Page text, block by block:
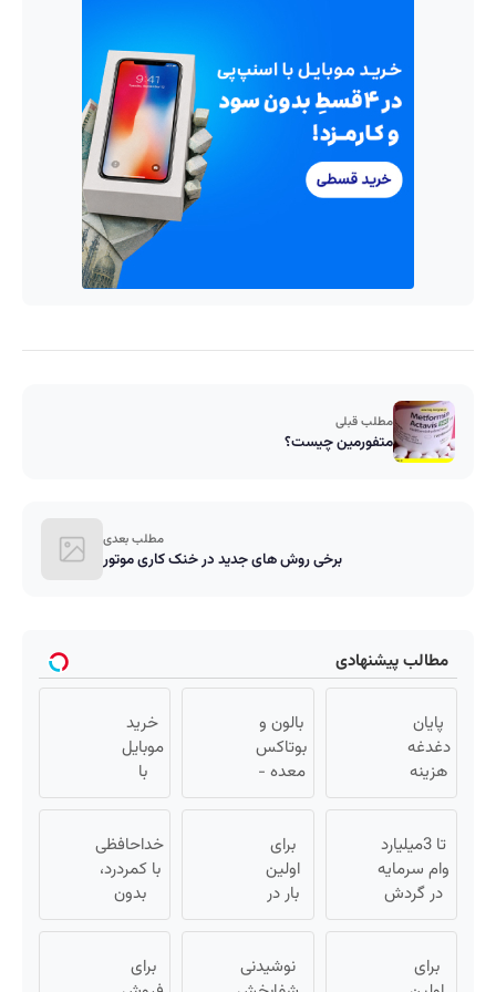
مطلب قبلی
متفورمین چیست؟
مطلب بعدی
برخی روش های جدید در خنک کاری موتور
مطالب پیشنهادی
پایان
دغدغه
هزینه
های
پزشکی
با پک
سفید
کننده
بالون و
بوتاکس
معده -
لاغری
بدون
جراحی
خرید
موبایل
با
اسنپ
در ۴
قسط
بدون
سود و
تا 3میلیارد
وام سرمایه
در گردش
فروشندگان
فروشگاهت
برای
اولین
بار در
ایران
این
خداحافظی
با کمردرد،
بدون
قرص و
برای
نوشیدنی
برای